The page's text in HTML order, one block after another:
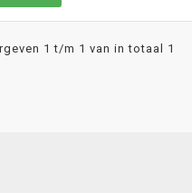
1 t/m 1 van in totaal 1